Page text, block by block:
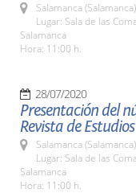
Salamanca (Salamanca)
Lugar: Sala de las
Salamanca
Hora: 11:00 h.
28/07/2020
Presentación del
Revista de Estudios
Salamanca (Salamanca)
Lugar: Sala de las
Salamanca
Hora: 11:00 h.